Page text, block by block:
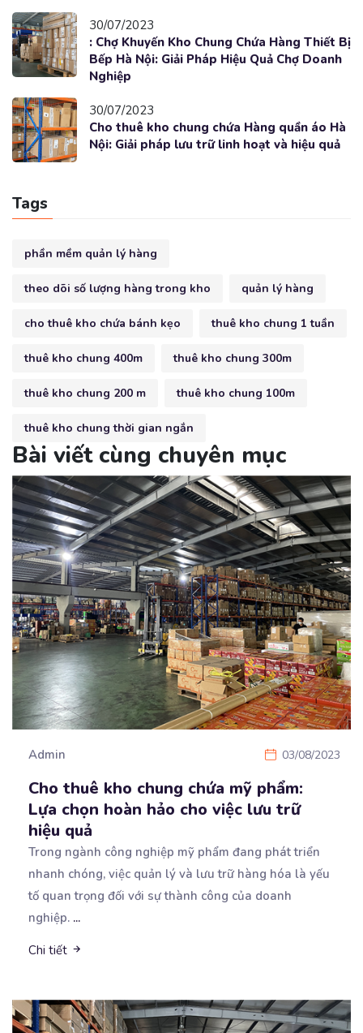
30/07/2023
: Chợ Khuyến Kho Chung Chứa Hàng Thiết Bị
Bếp Hà Nội: Giải Pháp Hiệu Quả Chợ Doanh
Nghiệp
30/07/2023
Cho thuê kho chung chứa Hàng quần áo Hà
Nội: Giải pháp lưu trữ linh hoạt và hiệu quả
Tags
phần mềm quản lý hàng
theo dõi số lượng hàng trong kho quản lý hàng
cho thuê kho chứa bánh kẹo thuê kho chung 1 tuần
thuê kho chung 400m thuê kho chung 300m
thuê kho chung 200 m thuê kho chung 100m
thuê kho chung thời gian ngắn
Bài viết cùng chuyên mục
Admin 03/08/2023
Cho thuê kho chung chứa mỹ phẩm:
Lựa chọn hoàn hảo cho việc lưu trữ
hiệu quả
Trong ngành công nghiệp mỹ phẩm đang phát triển
nhanh chóng, việc quản lý và lưu trữ hàng hóa là yếu
tố quan trọng đối với sự thành công của doanh
nghiệp. ...
Chi tiết